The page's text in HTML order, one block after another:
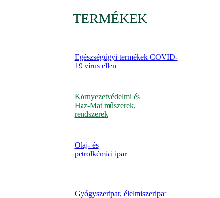
TERMÉKEK
Egészségügyi termékek COVID-
19 vírus ellen
Környezetvédelmi és
Haz-Mat műszerek,
rendszerek
Olaj- és
petrolkémiai ipar
Gyógyszeripar, élelmiszeripar